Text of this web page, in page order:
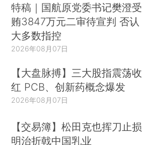
特稿｜国航原党委书记樊澄受
贿3847万元二审待宣判 否认
大多数指控
2026年08月07日
【大盘脉搏】三大股指震荡收
红 PCB、创新药概念爆发
2026年08月07日
【交易簿】松田克也挥刀止损
明治折戟中国乳业